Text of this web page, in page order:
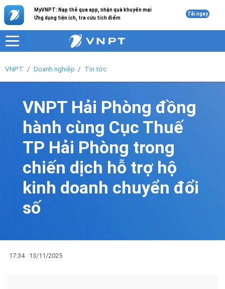
MyVNPT: Nạp thẻ qua app, nhận quà khuyến mại
Ứng dụng tiện ích, tra cứu tích điểm
Tải ngay
VNPT Doanh nghiệp Tin tức
VNPT Hải Phòng đồng
hành cùng Cục Thuế
TP Hải Phòng trong
chiến dịch hỗ trợ hộ
kinh doanh chuyển đổi
số
17:34 13/11/2025